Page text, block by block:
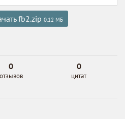
fb2.zip 0.12 МБ
0
отзывов
0
цитат